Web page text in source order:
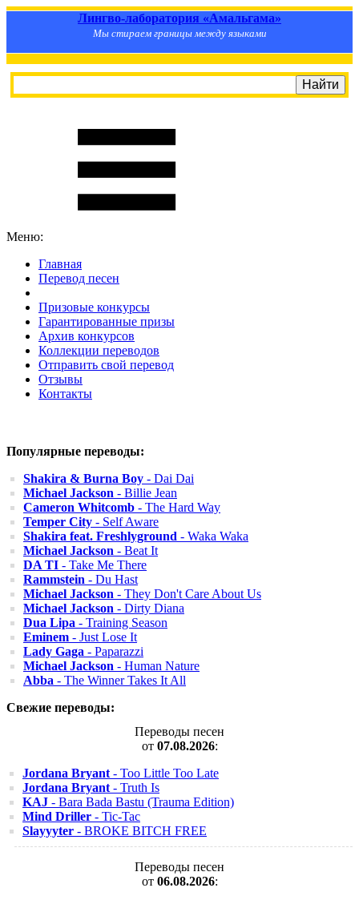
Лингво-лаборатория «Амальгама»
Мы стираем границы между языками
Меню:
Главная
Перевод песен
Призовые конкурсы
Гарантированные призы
Архив конкурсов
Коллекции переводов
Отправить свой перевод
Отзывы
Контакты
Популярные переводы:
Shakira & Burna Boy - Dai Dai
Michael Jackson - Billie Jean
Cameron Whitcomb - The Hard Way
Temper City - Self Aware
Shakira feat. Freshlyground - Waka Waka
Michael Jackson - Beat It
DA TI - Take Me There
Rammstein - Du Hast
Michael Jackson - They Don't Care About Us
Michael Jackson - Dirty Diana
Dua Lipa - Training Season
Eminem - Just Lose It
Lady Gaga - Paparazzi
Michael Jackson - Human Nature
Abba - The Winner Takes It All
Свежие переводы:
Переводы песен
от 07.08.2026:
Jordana Bryant - Too Little Too Late
Jordana Bryant - Truth Is
KAJ - Bara Bada Bastu (Trauma Edition)
Mind Driller - Tic-Tac
Slayyyter - BROKE BITCH FREE
Переводы песен
от 06.08.2026: